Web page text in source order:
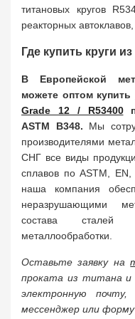
титановых кругов
реакторных
Где купить круги
В Европейской
можете оптом купить
Grade 12 / R53400
ASTM B348. Мы
производителями
СНГ все виды
сплавов по ASTM,
наша компания
неразрушающими
состава сталей
металлообработки.
Оставьте заявку на
проката из титана и
электронную
мессенджер или форму